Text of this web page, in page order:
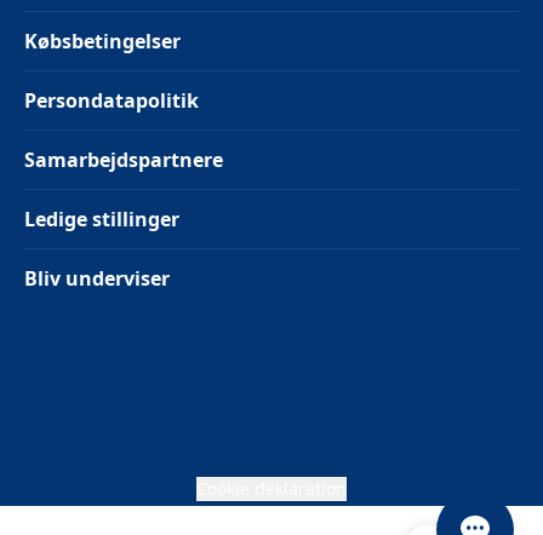
Købsbetingelser
Persondatapolitik
Samarbejdspartnere
Ledige stillinger
Bliv underviser